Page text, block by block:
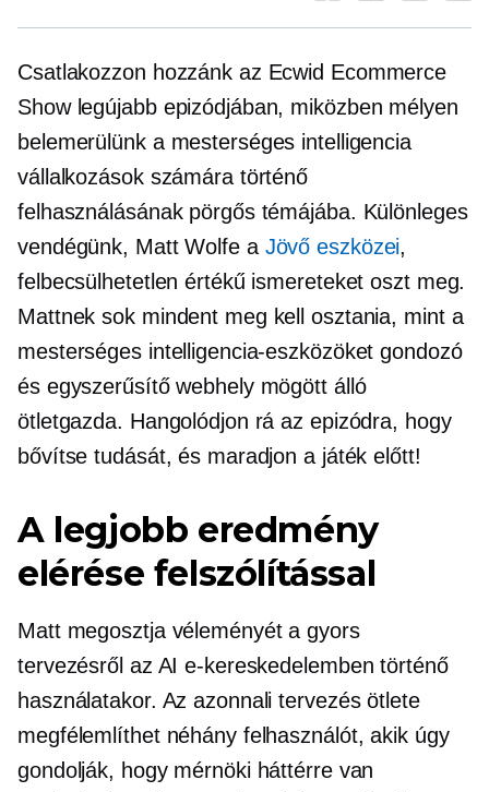
Csatlakozzon hozzánk az Ecwid Ecommerce
Show legújabb epizódjában, miközben mélyen
belemerülünk a mesterséges intelligencia
vállalkozások számára történő
felhasználásának pörgős témájába. Különleges
vendégünk, Matt Wolfe a Jövő eszközei,
felbecsülhetetlen értékű ismereteket oszt meg.
Mattnek sok mindent meg kell osztania, mint a
mesterséges intelligencia-eszközöket gondozó
és egyszerűsítő webhely mögött álló
ötletgazda. Hangolódjon rá az epizódra, hogy
bővítse tudását, és maradjon a játék előtt!
A legjobb eredmény
elérése felszólítással
Matt megosztja véleményét a gyors
tervezésről az AI e-kereskedelemben történő
használatakor. Az azonnali tervezés ötlete
megfélemlíthet néhány felhasználót, akik úgy
gondolják, hogy mérnöki háttérre van